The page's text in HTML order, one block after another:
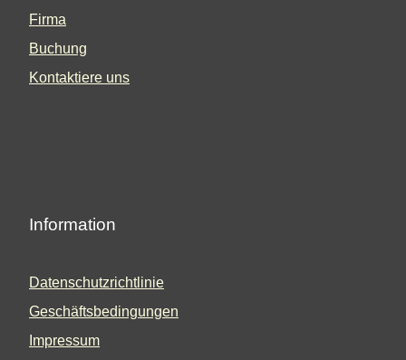
Firma
Buchung
Kontaktiere uns
Information
Datenschutzrichtlinie
Geschäftsbedingungen
Impressum